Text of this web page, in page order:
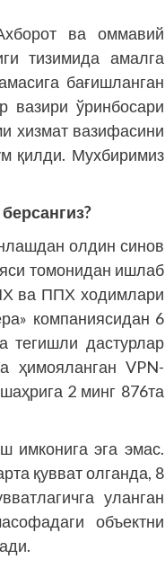
ва оммавий
тизимида амалга
бағишланган
вазири ўринбосари
хизмат вазифасини
қилди. Мухбиримиз
олдин синов
томонидан ишлаб
ва ППХ ходимлари
компаниясидан 6
тегишли дастурлар
ҳимояланган VPN-
2 минг 876та
имконига эга эмас.
қувват олганда, 8
уланган
объектни